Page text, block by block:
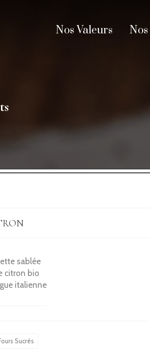
Nos Valeurs
sablée
citron bio
italienne
Sucrés